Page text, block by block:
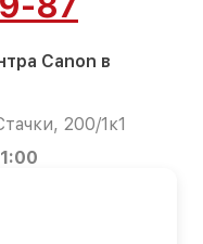
Canon в
200/1к1